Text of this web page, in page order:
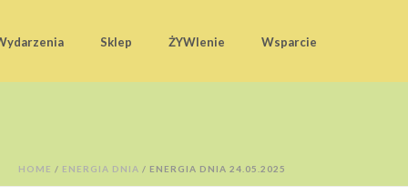
Sklep ŻYWIenie Wsparcie
HOME / ENERGIA DNIA / ENERGIA DNIA 24.05.2025